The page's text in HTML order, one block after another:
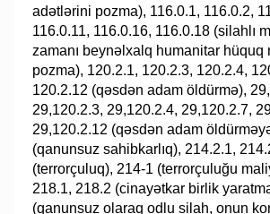
adətlərini pozma), 116.0.1, 116.0.2,
116.0.11, 116.0.16, 116.0.18 (silahlı
zamanı beynəlxalq humanitar hüquq
pozma), 120.2.1, 120.2.3, 120.2.4,
120.2.12 (qəsdən adam öldürmə),
29,120.2.3, 29,120.2.4, 29,120.2.7,
29,120.2.12 (qəsdən adam
(qanunsuz sahibkarlıq), 214.2.1,
(terrorçuluq), 214-1 (terrorçuluğu
218.1, 218.2 (cinayətkar birlik
(qanunsuz olaraq odlu silah, onun